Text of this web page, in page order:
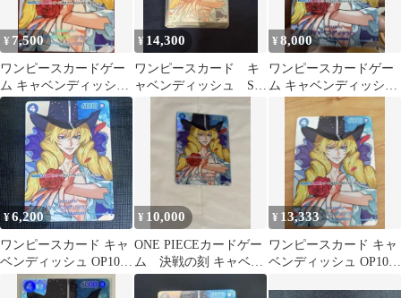
¥ 7,500
ワンピースカードゲー
ム キャベンディッシュ
SP OP10-045
¥ 14,300
ワンピースカード キ
ャベンディッシュ SP
OP10-045 決戦の刻
¥8,000
ワンピースカードゲー
ム キャベンディッシュ
SP OP10-045
¥6,200
ワンピースカード キャ
ベンディッシュ OP10-
045 SP OP16収録
¥ 10,000
ONE PIECEカードゲー
ム 決戦の刻 キャベン
ディッシュ SP
¥ 13,333
ワンピースカード キャ
ベンディッシュ OP10-